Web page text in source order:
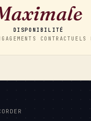
DISPONIBILITÉ
CONTRACTUELS